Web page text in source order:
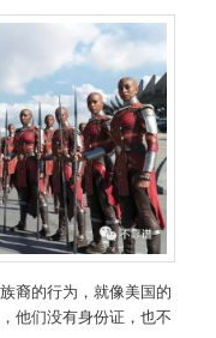
裔的行为，就像美国的
他们没有身份证，也不